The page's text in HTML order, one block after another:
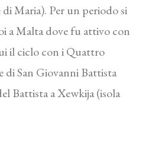
Maria). Per un periodo si
a Malta dove fu attivo con
il ciclo con i Quattro
di San Giovanni Battista
Battista a Xewkija (isola